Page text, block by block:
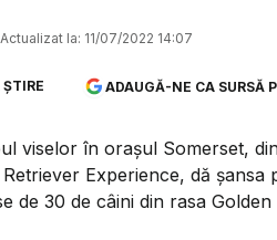
Actualizat la: 11/07/2022 14:07
ADAUGĂ-NE CA SURSĂ
viselor în orașul Somerset,
Experience, dă șansa
de 30 de câini din rasa Golden